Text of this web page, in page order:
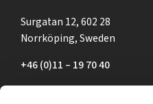
Surgatan 12, 602 28
Norrköping, Sweden
+46 (0)11 – 19 70 40